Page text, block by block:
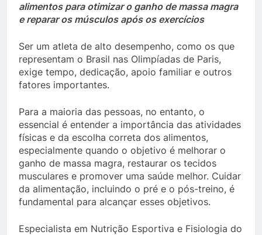
alimentos para otimizar o ganho de massa magra
e reparar os músculos após os exercícios
Ser um atleta de alto desempenho, como os que
representam o Brasil nas Olimpíadas de Paris,
exige tempo, dedicação, apoio familiar e outros
fatores importantes.
Para a maioria das pessoas, no entanto, o
essencial é entender a importância das atividades
físicas e da escolha correta dos alimentos,
especialmente quando o objetivo é melhorar o
ganho de massa magra, restaurar os tecidos
musculares e promover uma saúde melhor. Cuidar
da alimentação, incluindo o pré e o pós-treino, é
fundamental para alcançar esses objetivos.
Especialista em Nutrição Esportiva e Fisiologia do